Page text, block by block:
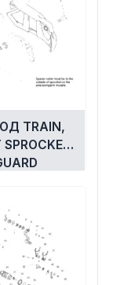
TRAIN,
SPROCKET